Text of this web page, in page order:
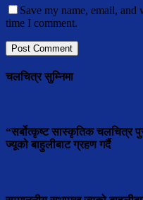
Save my name, email,
time I comment.
चलचित्र सुम्निमा
“सर्बोत्कृष्ट सास्कृतिक चलचित्र
ज्यूको बाहुलीबाट ग्रहण गर्दै